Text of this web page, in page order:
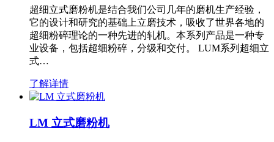
超细立式磨粉机是结合我们公司几年的磨机生产经验，
它的设计和研究的基础上立磨技术，吸收了世界各地的
超细粉碎理论的一种先进的轧机。本系列产品是一种专
业设备，包括超细粉碎，分级和交付。 LUM系列超细立
式…
了解详情
LM 立式磨粉机